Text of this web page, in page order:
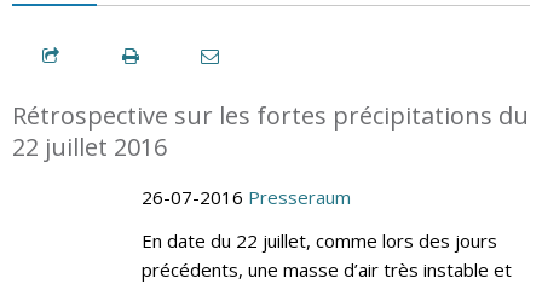
Rétrospective sur les fortes précipitations du
22 juillet 2016
26-07-2016 Presseraum
En date du 22 juillet, comme lors des jours
précédents, une masse d’air très instable et